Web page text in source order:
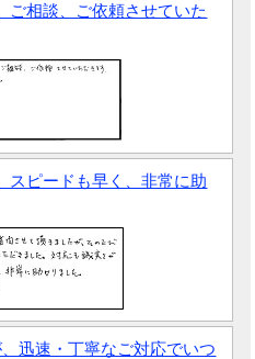
ご相談、ご依頼させていた
スピードも早く、非常に助
迅速・丁寧なご対応でいつ